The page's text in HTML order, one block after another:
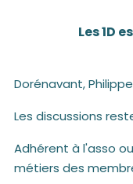
Les 1D
Dorénavant,
Les discussions
Adhérent à l'asso
métiers des